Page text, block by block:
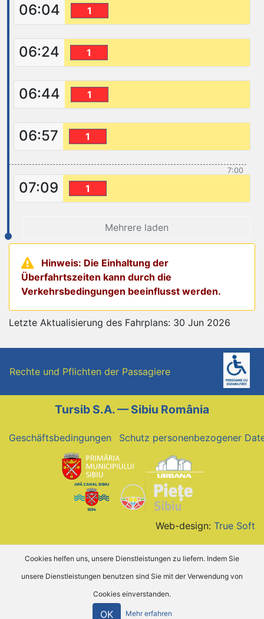
06:04 1
06:24 1
06:44 1
06:57 1
7:00
07:09 1
Mehrere laden
Hinweis: Die Einhaltung der
Überfahrtszeiten kann durch die
Verkehrsbedingungen beeinflusst werden.
Letzte Aktualisierung des Fahrplans: 30 Jun 2026
Rechte und Pflichten der Passagiere
Tursib S.A. — Sibiu România
Geschäftsbedingungen Schutz personenbezogener
Web-design: True Soft
Cookies helfen uns, unsere Dienstleistungen zu liefern. Indem Sie
unsere Dienstleistungen benutzen sind Sie mit der Verwendung von
Cookies einverstanden.
OK Mehr erfahren